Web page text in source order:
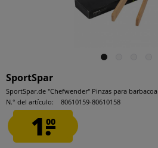
SportSpar
SportSpar.de "Chefwender" Pinzas para barbacoa
N.° del artículo:
80610159-80610158
1.00